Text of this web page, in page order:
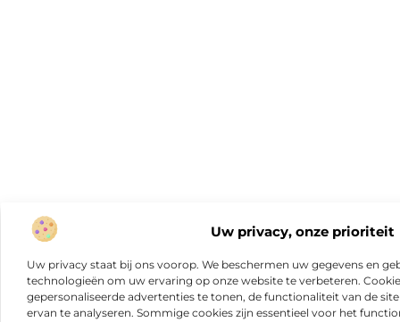
Uw privacy, onze prioriteit
Uw privacy staat bij ons voorop. We beschermen uw gegevens en
technologieën om uw ervaring op onze website te verbeteren.
gepersonaliseerde advertenties te tonen, de functionaliteit van de
ervan te analyseren. Sommige cookies zijn essentieel voor het